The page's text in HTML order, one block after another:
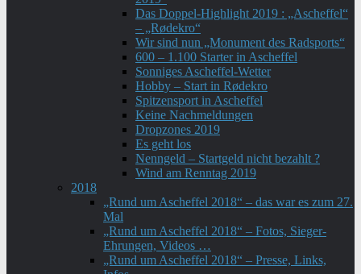
Das Doppel-Highlight 2019 : „Ascheffel“
– „Rødekro“
Wir sind nun „Monument des Radsports“
600 – 1.100 Starter in Ascheffel
Sonniges Ascheffel-Wetter
Hobby – Start in Rødekro
Spitzensport in Ascheffel
Keine Nachmeldungen
Dropzones 2019
Es geht los
Nenngeld – Startgeld nicht bezahlt ?
Wind am Renntag 2019
2018
„Rund um Ascheffel 2018“ – das war es zum 27.
Mal
„Rund um Ascheffel 2018“ – Fotos, Sieger-
Ehrungen, Videos …
„Rund um Ascheffel 2018“ – Presse, Links,